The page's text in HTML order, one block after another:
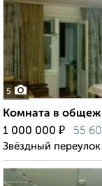
5
Комната в
1 000 000 ₽ 55
Звёздный переулок